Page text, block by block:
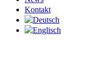
Kontakt